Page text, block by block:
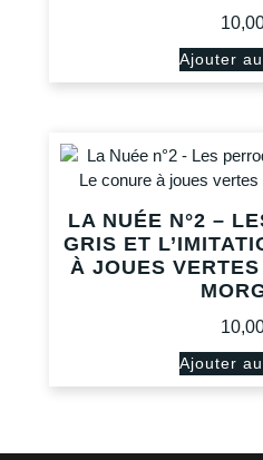
Ajouter
LA NUÉE N°2 –
GRIS ET
À JOUES
Ajouter